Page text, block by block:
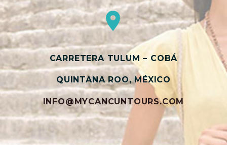


CARRETERA TULUM – COBÁ
QUINTANA ROO, MÉXICO
INFO@MYCANCUNTOURS.COM